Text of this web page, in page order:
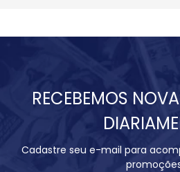
RECEBEMOS
Cadastre seu e-mail para